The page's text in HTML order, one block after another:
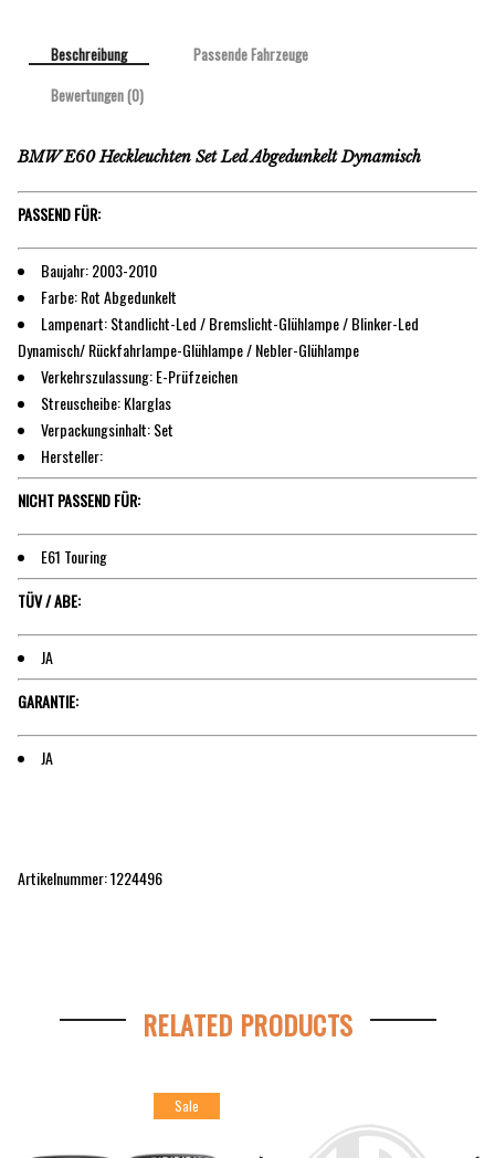
Beschreibung
Passende Fahrzeuge
Bewertungen (0)
BMW E60 Heckleuchten Set Led Abgedunkelt Dynamisch
PASSEND FÜR:
Baujahr: 2003-2010
Farbe: Rot Abgedunkelt
Lampenart: Standlicht-Led / Bremslicht-Glühlampe / Blinker-Led
Dynamisch/ Rückfahrlampe-Glühlampe / Nebler-Glühlampe
Verkehrszulassung: E-Prüfzeichen
Streuscheibe: Klarglas
Verpackungsinhalt: Set
Hersteller:
NICHT PASSEND FÜR:
E61 Touring
TÜV / ABE:
JA
GARANTIE:
JA
Artikelnummer: 1224496
RELATED PRODUCTS
Sale